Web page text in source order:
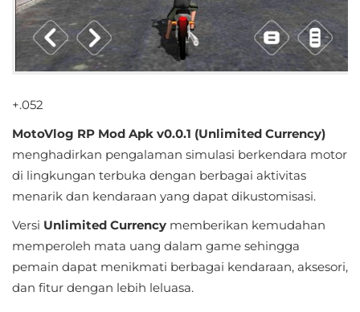
Person
Horror
Puzzle
Racing
Role
Playing
Sandbox
+.052
MotoVlog RP Mod Apk v0.0.1 (Unlimited Currency)
menghadirkan pengalaman simulasi berkendara motor
di lingkungan terbuka dengan berbagai aktivitas
menarik dan kendaraan yang dapat dikustomisasi.
Versi Unlimited Currency memberikan kemudahan
memperoleh mata uang dalam game sehingga
pemain dapat menikmati berbagai kendaraan, aksesori,
dan fitur dengan lebih leluasa.